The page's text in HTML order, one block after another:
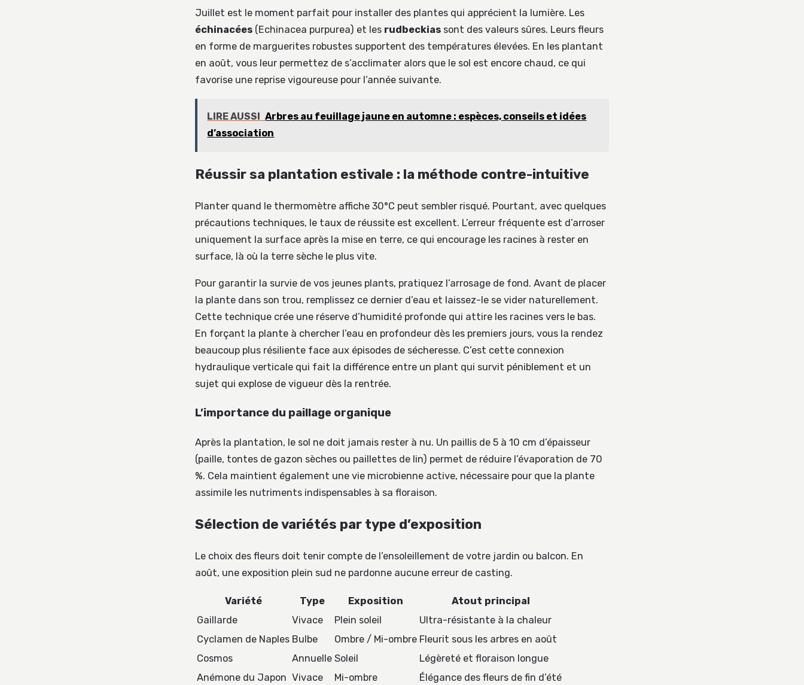
Juillet est le moment parfait pour installer des plantes qui apprécient la lumière. Les
échinacées (Echinacea purpurea) et les rudbeckias sont des valeurs sûres. Leurs fleurs
en forme de marguerites robustes supportent des températures élevées. En les plantant
en août, vous leur permettez de s’acclimater alors que le sol est encore chaud, ce qui
favorise une reprise vigoureuse pour l’année suivante.
LIRE AUSSI
Arbres au feuillage jaune en automne : espèces, conseils et idées
d’association
Réussir sa plantation estivale : la méthode contre-intuitive
Planter quand le thermomètre affiche 30°C peut sembler risqué. Pourtant, avec quelques
précautions techniques, le taux de réussite est excellent. L’erreur fréquente est d’arroser
uniquement la surface après la mise en terre, ce qui encourage les racines à rester en
surface, là où la terre sèche le plus vite.
Pour garantir la survie de vos jeunes plants, pratiquez l’arrosage de fond. Avant de placer
la plante dans son trou, remplissez ce dernier d’eau et laissez-le se vider naturellement.
Cette technique crée une réserve d’humidité profonde qui attire les racines vers le bas.
En forçant la plante à chercher l’eau en profondeur dès les premiers jours, vous la rendez
beaucoup plus résiliente face aux épisodes de sécheresse. C’est cette connexion
hydraulique verticale qui fait la différence entre un plant qui survit péniblement et un
sujet qui explose de vigueur dès la rentrée.
L’importance du paillage organique
Après la plantation, le sol ne doit jamais rester à nu. Un paillis de 5 à 10 cm d’épaisseur
(paille, tontes de gazon sèches ou paillettes de lin) permet de réduire l’évaporation de 70
%. Cela maintient également une vie microbienne active, nécessaire pour que la plante
assimile les nutriments indispensables à sa floraison.
Sélection de variétés par type d’exposition
Le choix des fleurs doit tenir compte de l’ensoleillement de votre jardin ou balcon. En
août, une exposition plein sud ne pardonne aucune erreur de casting.
Variété Type Exposition
Atout principal
Gaillarde
Vivace Plein soleil
Ultra-résistante à la chaleur
Cyclamen de Naples Bulbe Ombre / Mi-ombre Fleurit sous les arbres en août
Cosmos
Annuelle Soleil
Légèreté et floraison longue
Anémone du Japon Vivace Mi-ombre Élégance des fleurs de fin d’été